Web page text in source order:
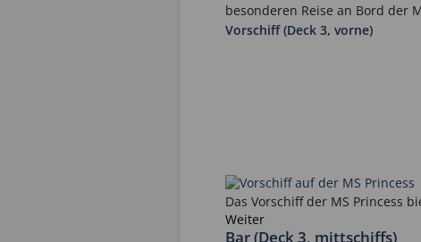
besonderen Reise an Bord der
Vorschiff (Deck 3, vorne)
Das Vorschiff der MS Princess
Weiter
Bar (Deck 3, mittschiffs)